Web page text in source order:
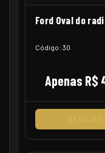
Ford Oval do
Código: 30
Apenas R$